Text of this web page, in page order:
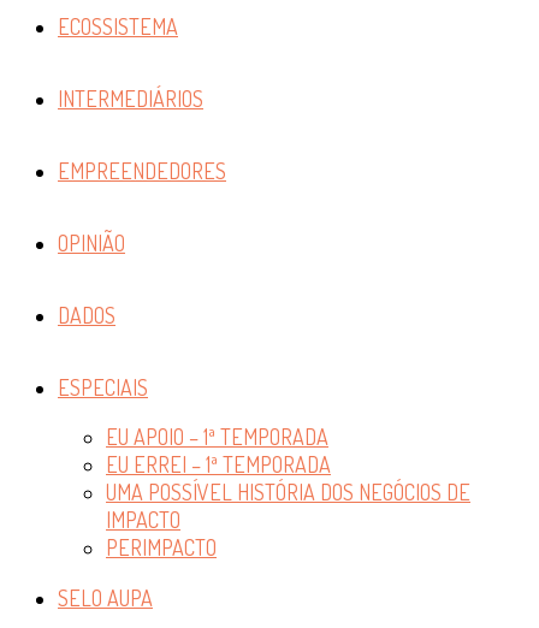
ECOSSISTEMA
INTERMEDIÁRIOS
EMPREENDEDORES
OPINIÃO
DADOS
ESPECIAIS
EU APOIO – 1ª TEMPORADA
EU ERREI – 1ª TEMPORADA
UMA POSSÍVEL HISTÓRIA DOS NEGÓCIOS DE
IMPACTO
PERIMPACTO
SELO AUPA